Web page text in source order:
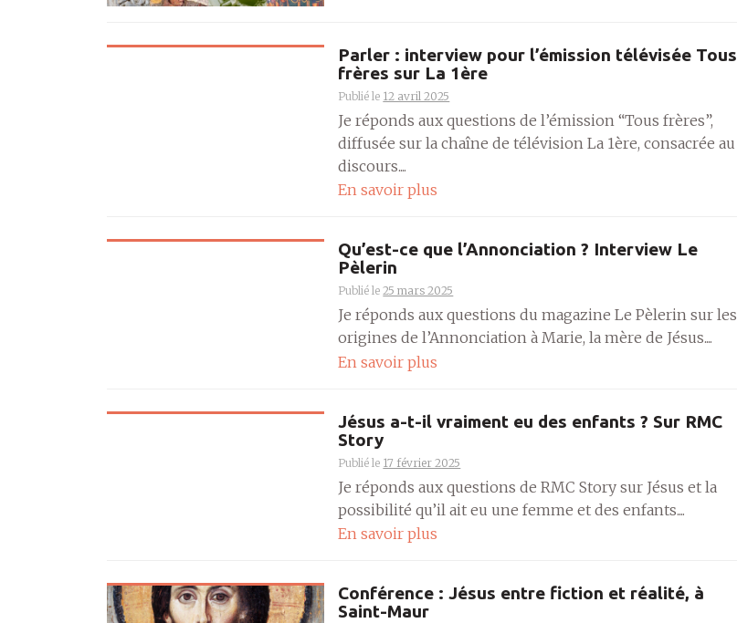
Parler : interview pour l’émission télévisée Tous
frères sur La 1ère
Publié le 12 avril 2025
Je réponds aux questions de l’émission “Tous frères”,
diffusée sur la chaîne de télévision La 1ère, consacrée au
discours....
En savoir plus
Qu’est-ce que l’Annonciation ? Interview Le
Pèlerin
Publié le25 mars 2025
Je réponds aux questions du magazine Le Pèlerin sur les
origines de l’Annonciation à Marie, la mère de Jésus....
En savoir plus
Jésus a-t-il vraiment eu des enfants ? Sur RMC
Story
Publié le 17 février 2025
Je réponds aux questions de RMC Story sur Jésus et la
possibilité qu’il ait eu une femme et des enfants....
En savoir plus
Conférence : Jésus entre fiction et réalité, à
Saint-Maur